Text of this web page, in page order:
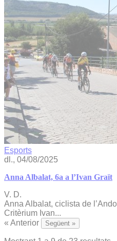
Esports
dl., 04/08/2025
Anna Albalat, 6a a l’Ivan Graït
V. D.
Anna Albalat, ciclista de
Critèrium Ivan...
« Anterior
Següent »